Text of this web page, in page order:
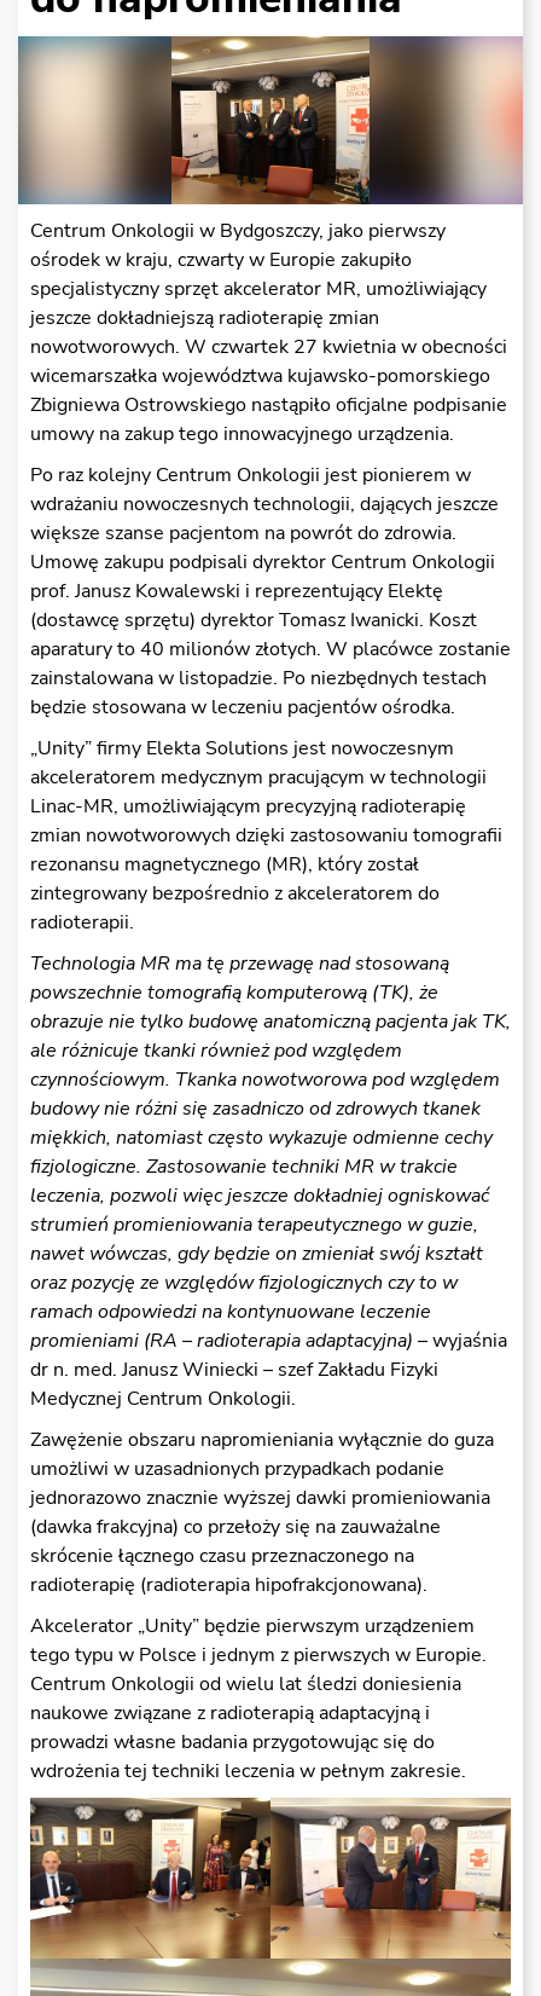
Centrum Onkologii w Bydgoszczy, jako pierwszy
ośrodek w kraju, czwarty w Europie zakupiło
specjalistyczny sprzęt akcelerator MR, umożliwiający
jeszcze dokładniejszą radioterapię zmian
nowotworowych. W czwartek 27 kwietnia w obecności
wicemarszałka województwa kujawsko-pomorskiego
Zbigniewa Ostrowskiego nastąpiło oficjalne podpisanie
umowy na zakup tego innowacyjnego urządzenia.
Po raz kolejny Centrum Onkologii jest pionierem w
wdrażaniu nowoczesnych technologii, dających jeszcze
większe szanse pacjentom na powrót do zdrowia.
Umowę zakupu podpisali dyrektor Centrum Onkologii
prof. Janusz Kowalewski i reprezentujący Elektę
(dostawcę sprzętu) dyrektor Tomasz Iwanicki. Koszt
aparatury to 40 milionów złotych. W placówce zostanie
zainstalowana w listopadzie. Po niezbędnych testach
będzie stosowana w leczeniu pacjentów ośrodka.
„Unity” firmy Elekta Solutions jest nowoczesnym
akceleratorem medycznym pracującym w technologii
Linac-MR, umożliwiającym precyzyjną radioterapię
zmian nowotworowych dzięki zastosowaniu tomografii
rezonansu magnetycznego (MR), który został
zintegrowany bezpośrednio z akceleratorem do
radioterapii.
Technologia MR ma tę przewagę nad stosowaną
powszechnie tomografią komputerową (TK), że
obrazuje nie tylko budowę anatomiczną pacjenta jak TK,
ale różnicuje tkanki również pod względem
czynnościowym. Tkanka nowotworowa pod względem
budowy nie różni się zasadniczo od zdrowych tkanek
miękkich, natomiast często wykazuje odmienne cechy
fizjologiczne. Zastosowanie techniki MR w trakcie
leczenia, pozwoli więc jeszcze dokładniej ogniskować
strumień promieniowania terapeutycznego w guzie,
nawet wówczas, gdy będzie on zmieniał swój kształt
oraz pozycję ze względów fizjologicznych czy to w
ramach odpowiedzi na kontynuowane leczenie
promieniami (RA – radioterapia adaptacyjna) – wyjaśnia
dr n. med. Janusz Winiecki – szef Zakładu Fizyki
Medycznej Centrum Onkologii.
Zawężenie obszaru napromieniania wyłącznie do guza
umożliwi w uzasadnionych przypadkach podanie
jednorazowo znacznie wyższej dawki promieniowania
(dawka frakcyjna) co przełoży się na zauważalne
skrócenie łącznego czasu przeznaczonego na
radioterapię (radioterapia hipofrakcjonowana).
Akcelerator „Unity” będzie pierwszym urządzeniem
tego typu w Polsce i jednym z pierwszych w Europie.
Centrum Onkologii od wielu lat śledzi doniesienia
naukowe związane z radioterapią adaptacyjną i
prowadzi własne badania przygotowując się do
wdrożenia tej techniki leczenia w pełnym zakresie.